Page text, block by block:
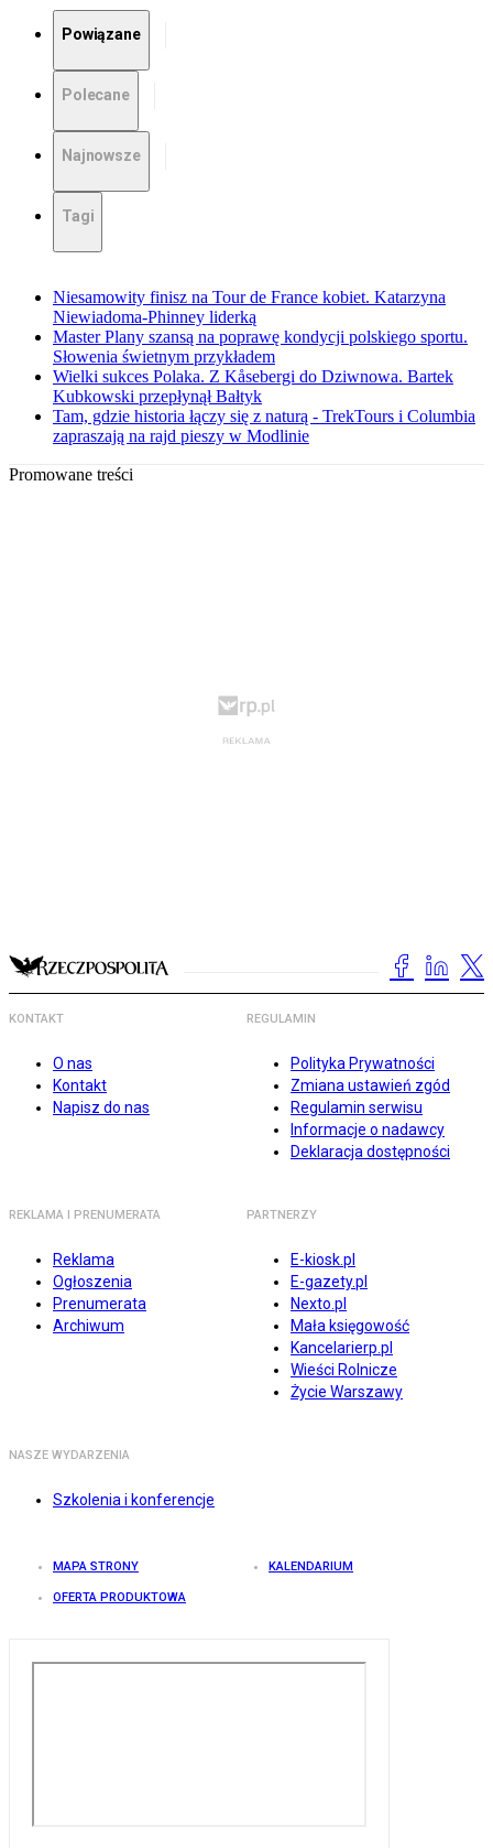
Powiązane
Polecane
Najnowsze
Tagi
Niesamowity finisz na Tour de France kobiet. Katarzyna
Niewiadoma-Phinney liderką
Master Plany szansą na poprawę kondycji polskiego sportu.
Słowenia świetnym przykładem
Wielki sukces Polaka. Z Kåsebergi do Dziwnowa. Bartek
Kubkowski przepłynął Bałtyk
Tam, gdzie historia łączy się z naturą - TrekTours i Columbia
zapraszają na rajd pieszy w Modlinie
Promowane treści
KONTAKT
O nas
Kontakt
Napisz do nas
REGULAMIN
Polityka Prywatności
Zmiana ustawień zgód
Regulamin serwisu
Informacje o nadawcy
Deklaracja dostępności
REKLAMA I PRENUMERATA
Reklama
Ogłoszenia
Prenumerata
Archiwum
PARTNERZY
E-kiosk.pl
E-gazety.pl
Nexto.pl
Mała księgowość
Kancelarierp.pl
Wieści Rolnicze
Życie Warszawy
NASZE WYDARZENIA
Szkolenia i konferencje
MAPA STRONY KALENDARIUM
OFERTA PRODUKTOWA